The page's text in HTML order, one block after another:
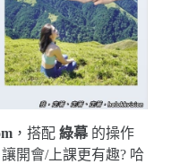
，搭配 綠幕 的操作
開會/上課更有趣? 哈